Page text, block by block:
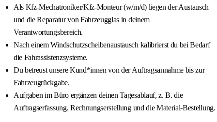
Als Kfz-Mechatroniker/Kfz-Monteur (w/m/d) liegen der Austausch
und die Reparatur von Fahrzeugglas in deinem
Verantwortungsbereich.
Nach einem Windschutzscheibenaustausch kalibrierst du bei Bedarf
die Fahrassistenzsysteme.
Du betreust unsere Kund*innen von der Auftragsannahme bis zur
Fahrzeugrückgabe.
Aufgaben im Büro ergänzen deinen Tagesablauf, z. B. die
Auftragserfassung, Rechnungserstellung und die Material-Bestellung.